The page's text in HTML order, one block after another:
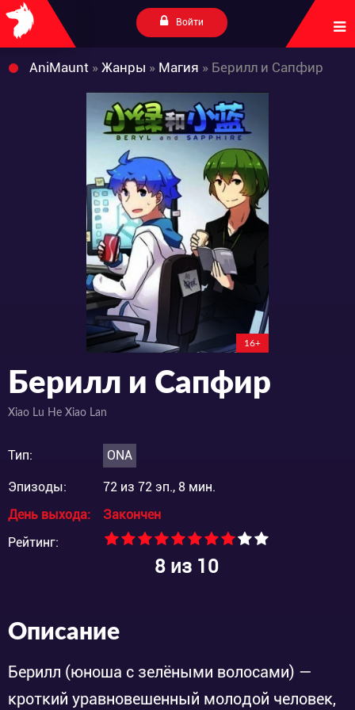
Войти
AniMaunt » Жанры » Магия » Берилл и Сапфир
16+
Берилл и Сапфир
Xiao Lu He Xiao Lan
Тип: ONA
Эпизоды:
72 из 72 эп., 8 мин.
День выхода:
Закончен
Рейтинг:
8из 10
Описание
Берилл (юноша с зелёными волосами) —
кроткий уравновешенный молодой человек,